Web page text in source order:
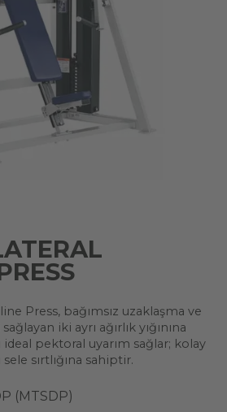
Press, bağımsız uzaklaşma ve
iki ayrı ağırlık yığınına
ideal pektoral uyarım sağlar; kolay
sırtlığına sahiptir.
(MTSDP)